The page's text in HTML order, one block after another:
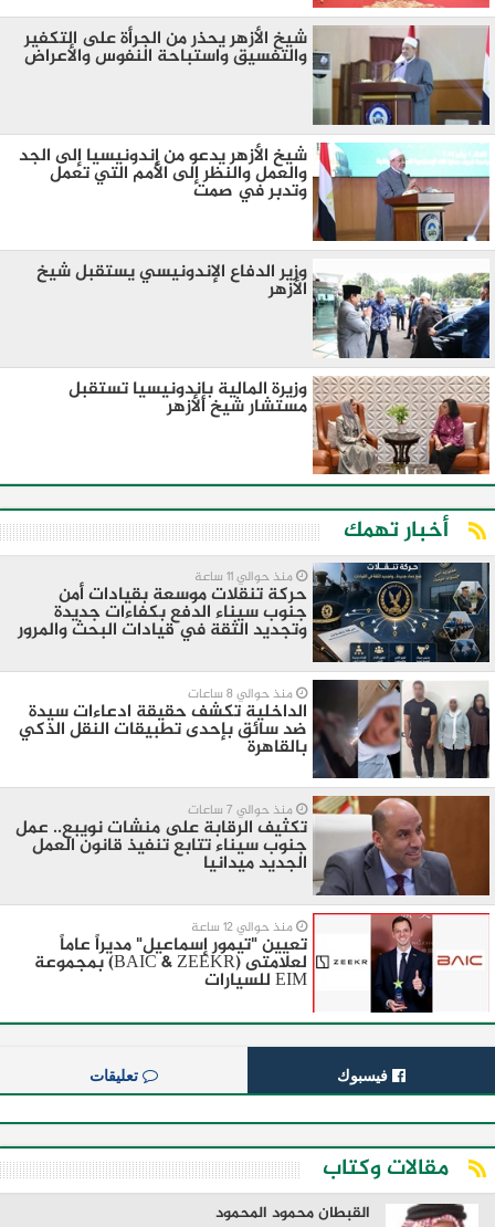
شيخ الأزهر يحذر من الجرأة على التكفير
والتفسيق واستباحة النفوس والأعراض
شيخ الأزهر يدعو من إندونيسيا إلى الجد
والعمل والنظر إلى الأمم التي تعمل
وتدبر في صمت
وزير الدفاع الإندونيسي يستقبل شيخ
الأزهر
وزيرة المالية بإندونيسيا تستقبل
مستشار شيخ الأزهر
أخبار تهمك
منذ حوالي 11 ساعة
حركة تنقلات موسعة بقيادات أمن
جنوب سيناء الدفع بكفاءات جديدة
وتجديد الثقة في قيادات البحث والمرور
منذ حوالي 8 ساعات
الداخلية تكشف حقيقة ادعاءات سيدة
ضد سائق بإحدى تطبيقات النقل الذكي
بالقاهرة
منذ حوالي 7 ساعات
تكثيف الرقابة على منشات نويبع.. عمل
جنوب سيناء تتابع تنفيذ قانون العمل
الجديد ميدانيا
منذ حوالي 12 ساعة
تعيين "تيمور إسماعيل" مديراً عاماً
لعلامتى (BAIC & ZEEKR) بمجموعة
EIM للسيارات
فيسبوك تعليقات
مقالات وكتاب
القبطان محمود المحمود